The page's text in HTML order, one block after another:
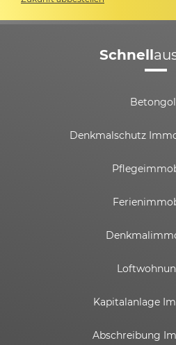
Schnell
Denkmalschutz
Kapitalanlage
Abschreibung